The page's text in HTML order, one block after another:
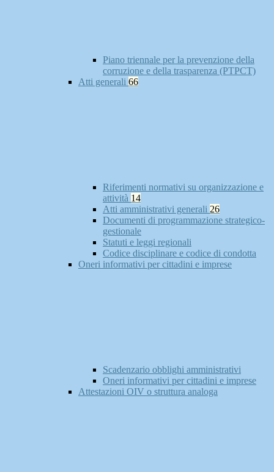
Piano triennale per la prevenzione della
corruzione e della trasparenza (PTPCT)
Atti generali 66
Riferimenti normativi su organizzazione e
attività 14
Atti amministrativi generali 26
Documenti di programmazione strategico-
gestionale
Statuti e leggi regionali
Codice disciplinare e codice di condotta
Oneri informativi per cittadini e imprese
Scadenzario obblighi amministrativi
Oneri informativi per cittadini e imprese
Attestazioni OIV o struttura analoga